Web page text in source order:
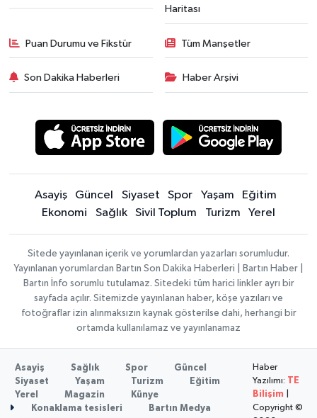
Haritası
Puan Durumu ve Fikstür Tüm Manşetler
Son Dakika Haberleri Haber Arşivi
Asayiş Güncel Siyaset Spor Yaşam
Eğitim
Ekonomi
Sağlık Sivil Toplum Turizm Yerel
Sitede yayınlanan içerik ve yorumlardan yazarları sorumludur.
Yayınlanan yorumlardan Bartın Son Dakika Haberleri | Bartın Haber |
Bartın İnfo sorumlu tutulamaz. Sitedeki tüm harici linkler ayrı bir
sayfada açılır. Sitemizde yayınlanan haber, köşe yazıları ve
fotoğraflar izin alınmaksızın kaynak gösterilse dahi, herhangi bir
ortamda kullanılamaz ve yayınlanamaz
Asayiş Sağlık Spor
Güncel
Siyaset
Yaşam Turizm
Eğitim
Yerel
Magazin
Künye
Konaklama tesisleri
Bartın Medya
Haber
Yazılımı: TE
Bilişim
Copyright ©